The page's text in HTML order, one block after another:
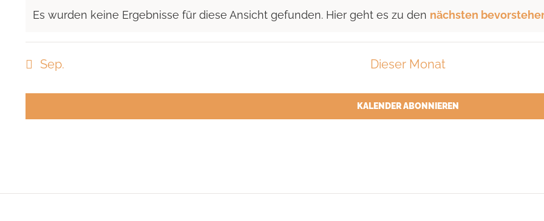
Es wurden keine Ergebnisse für diese Ansicht gefunden. Hier geht es zu den nächsten
Sep. Dieser Monat
KALENDER ABONNIEREN